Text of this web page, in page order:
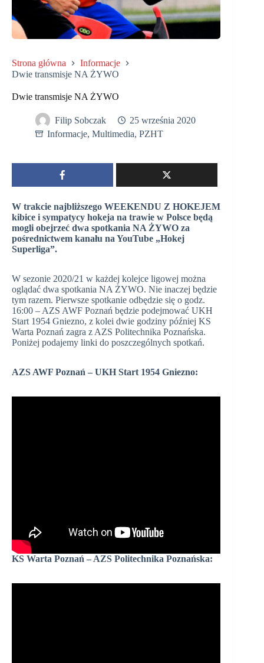
Strona główna
Informacje
Dwie transmisje NA ŻYWO
Dwie transmisje NA ŻYWO
Filip Sobczak
25 września 2020
Informacje, Multimedia, PZHT
W trakcie najbliższego WEEKENDU Z HOKEJEM
kibice i sympatycy hokeja na trawie w Polsce będą
mogli obejrzeć dwa spotkania NA ŻYWO za
pośrednictwem kanału na YouTube „Hokej
Superliga”.
W sezonie 2020/21 w każdej kolejce ligowej można
oglądać dwa spotkania NA ŻYWO. Nie inaczej będzie
tym razem. Pierwsze spotkanie odbędzie się o godz.
16:00 – AZS AWF Poznań będzie podejmować UKH
Start 1954 Gniezno, z kolei dwie godziny później KS
Warta Poznań zagra z AZS Politechnika Poznańska.
Poniżej podajemy linki do poszczególnych spotkań.
AZS AWF Poznań – UKH Start 1954 Gniezno:
KS Warta Poznań – AZS Politechnika Poznańska: